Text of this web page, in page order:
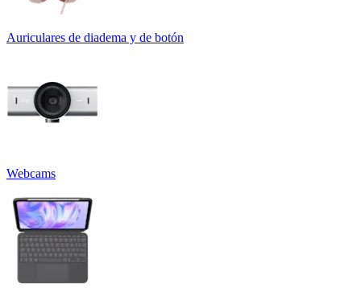
Auriculares de diadema y de botón
Webcams